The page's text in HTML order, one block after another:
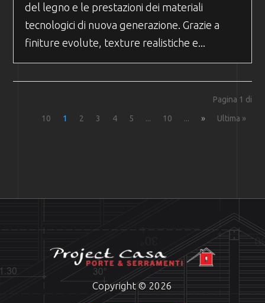
del legno e le prestazioni dei materiali
tecnologici di nuova generazione. Grazie a
finiture evolute, texture realistiche e...
Pagina 1 di
10
1 2 3 4 5 ... 10 ... » Ultima »
Copyright © 2026